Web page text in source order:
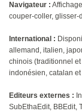
Navigateur :
couper-coller, glisser-
International :
allemand, italien,
chinois (traditionnel
indonésien, catalan
Editeurs externes :
SubEthaEdit, BBEdit,